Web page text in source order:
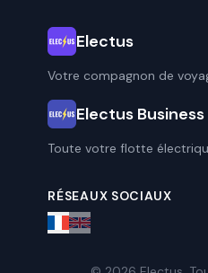
Electus
Votre compagnon de
Electus Business
Toute votre flotte
RÉSEAUX SOCIAUX